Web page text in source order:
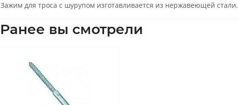
Зажим для троса с шурупом изготавливается из нержавеющей стали.
Ранее вы смотрели